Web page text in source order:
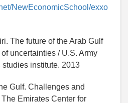
NewEconomicSchool/exxo
The future of the Arab Gulf
uncertainties / U.S. Army
institute. 2013
Gulf. Challenges and
Emirates Center for